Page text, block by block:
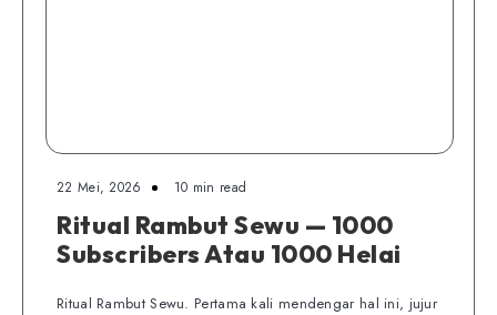
22 Mei, 2026 10 min read
Ritual Rambut Sewu — 1000
Subscribers Atau 1000 Helai
Ritual Rambut Sewu. Pertama kali mendengar hal ini, jujur